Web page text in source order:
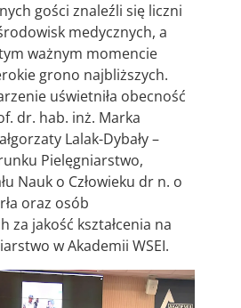
gości znaleźli się liczni
medycznych, a
ważnym momencie
grono najbliższych.
uświetniła obecność
dr. hab. inż. Marka
Lalak-Dybały –
Pielęgniarstwo,
Nauk o Człowieku dr n. o
oraz osób
za jakość kształcenia na
w Akademii WSEI.